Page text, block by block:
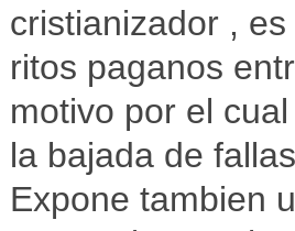
cristianizador ,
ritos paganos
motivo por el
la bajada de
Expone tambien